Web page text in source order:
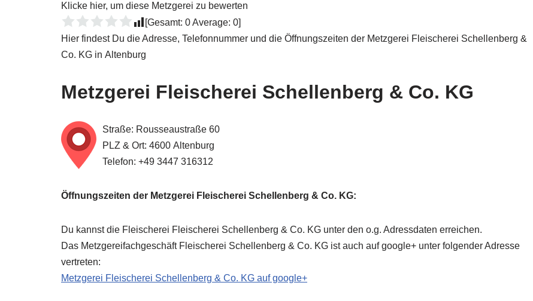
Klicke hier, um diese Metzgerei zu bewerten
[Gesamt: 0Average: 0]
Hier findest Du die Adresse, Telefonnummer und die Öffnungszeiten der Metzgerei Fleischerei Schellenberg &
Co. KG in Altenburg
Metzgerei Fleischerei Schellenberg & Co. KG
Straße: Rousseaustraße 60
PLZ & Ort: 4600 Altenburg
Telefon: +49 3447 316312
Öffnungszeiten der Metzgerei Fleischerei Schellenberg & Co. KG:
Du kannst die Fleischerei Fleischerei Schellenberg & Co. KG unter den o.g. Adressdaten erreichen.
Das Metzgereifachgeschäft Fleischerei Schellenberg & Co. KG ist auch auf google+ unter folgender Adresse
vertreten:
Metzgerei Fleischerei Schellenberg & Co. KG auf google+